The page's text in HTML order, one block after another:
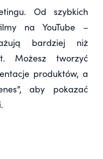
Od szybkich
na YouTube –
bardziej niż
Możesz tworzyć
produktów, a
aby pokazać